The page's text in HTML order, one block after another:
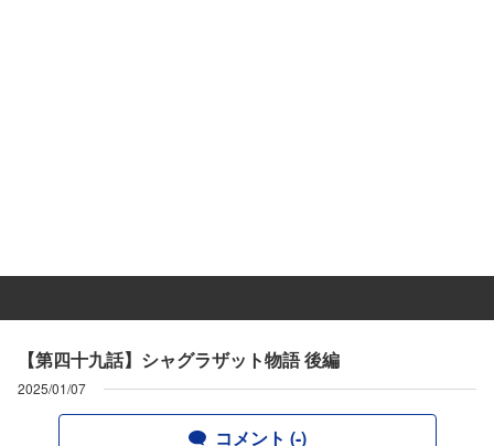
【第四十九話】シャグラザット物語 後編
2025/01/07
コメント (-)